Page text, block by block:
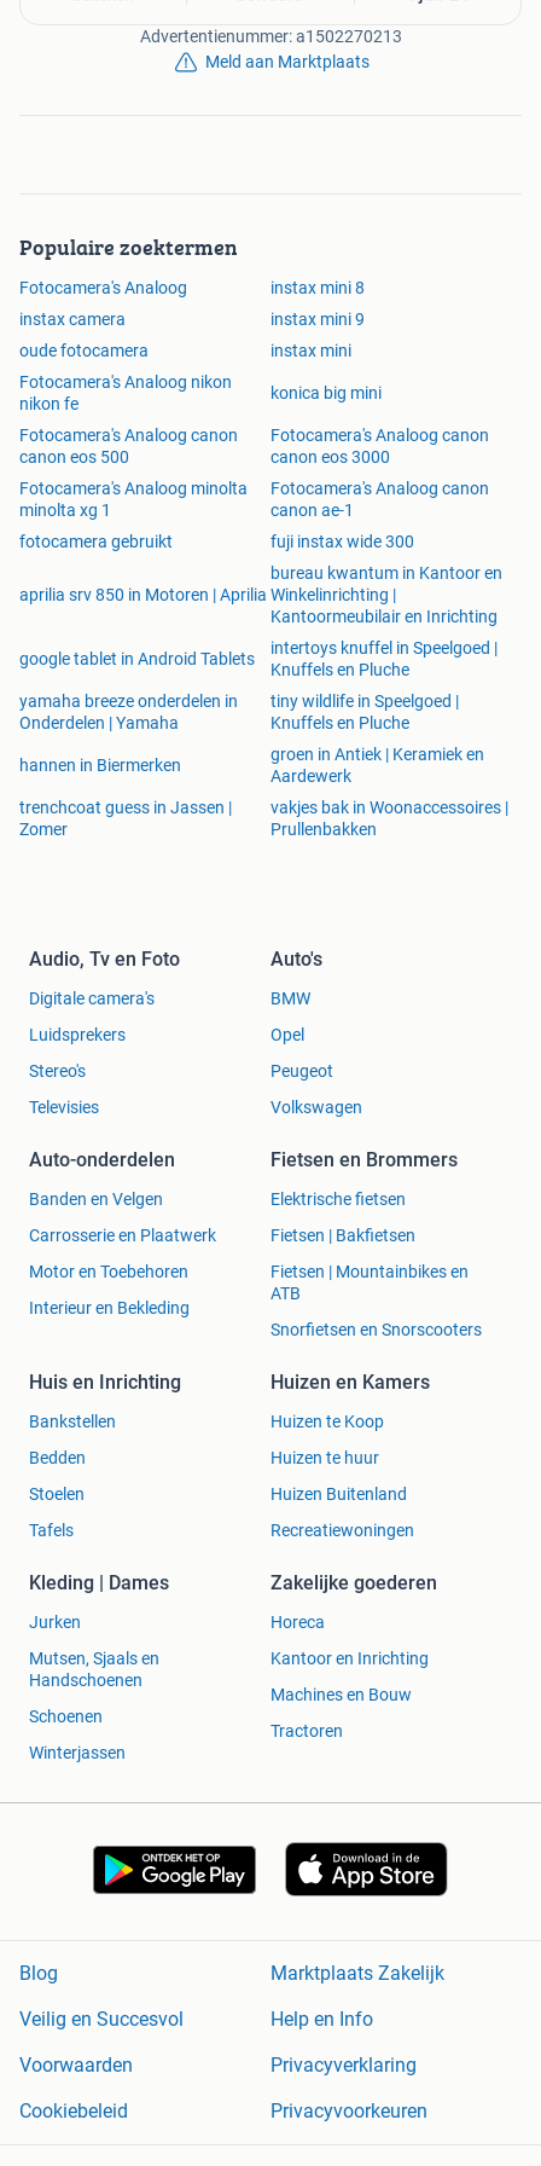
Advertentienummer: a1502270213
Meld aan Marktplaats
Populaire zoektermen
Fotocamera's Analoog
instax mini 8
instax camera
instax mini 9
oude fotocamera
instax mini
Fotocamera's Analoog nikon
nikon fe
konica big mini
Fotocamera's Analoog canon
canon eos 500
Fotocamera's Analoog canon
canon eos 3000
Fotocamera's Analoog minolta
minolta xg 1
Fotocamera's Analoog canon
canon ae-1
fotocamera gebruikt
fuji instax wide 300
aprilia srv 850 in Motoren | Aprilia
bureau kwantum in Kantoor en
Winkelinrichting |
Kantoormeubilair en Inrichting
google tablet in Android Tablets
intertoys knuffel in Speelgoed |
Knuffels en Pluche
yamaha breeze onderdelen in
Onderdelen | Yamaha
tiny wildlife in Speelgoed |
Knuffels en Pluche
hannen in Biermerken
groen in Antiek | Keramiek en
Aardewerk
trenchcoat guess in Jassen |
Zomer
vakjes bak in Woonaccessoires |
Prullenbakken
Audio, Tv en Foto
Digitale camera's
Luidsprekers
Stereo's
Televisies
Auto's
BMW
Opel
Peugeot
Volkswagen
Auto-onderdelen
Banden en Velgen
Carrosserie en Plaatwerk
Motor en Toebehoren
Interieur en Bekleding
Fietsen en Brommers
Elektrische fietsen
Fietsen | Bakfietsen
Fietsen | Mountainbikes en
ATB
Snorfietsen en Snorscooters
Huis en Inrichting
Bankstellen
Bedden
Stoelen
Tafels
Huizen en Kamers
Huizen te Koop
Huizen te huur
Huizen Buitenland
Recreatiewoningen
Kleding | Dames
Jurken
Mutsen, Sjaals en
Handschoenen
Schoenen
Winterjassen
Zakelijke goederen
Horeca
Kantoor en Inrichting
Machines en Bouw
Tractoren
Blog
Marktplaats Zakelijk
Veilig en Succesvol
Help en Info
Voorwaarden
Privacyverklaring
Cookiebeleid
Privacyvoorkeuren